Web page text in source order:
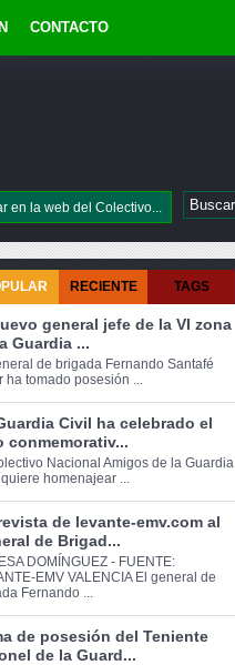
CONTACTO
RECIENTE TAGS
general jefe de la VI zona
Guardia ...
de brigada Fernando Santafé
ha tomado posesión ...
Civil ha celebrado el
conmemorativ...
Nacional Amigos de la Guardia
homenajear ...
de levante-emv.com al
de Brigad...
DOMÍNGUEZ - FUENTE:
EMV VALENCIA El general de
Fernando ...
de posesión del Teniente
de la Guard...